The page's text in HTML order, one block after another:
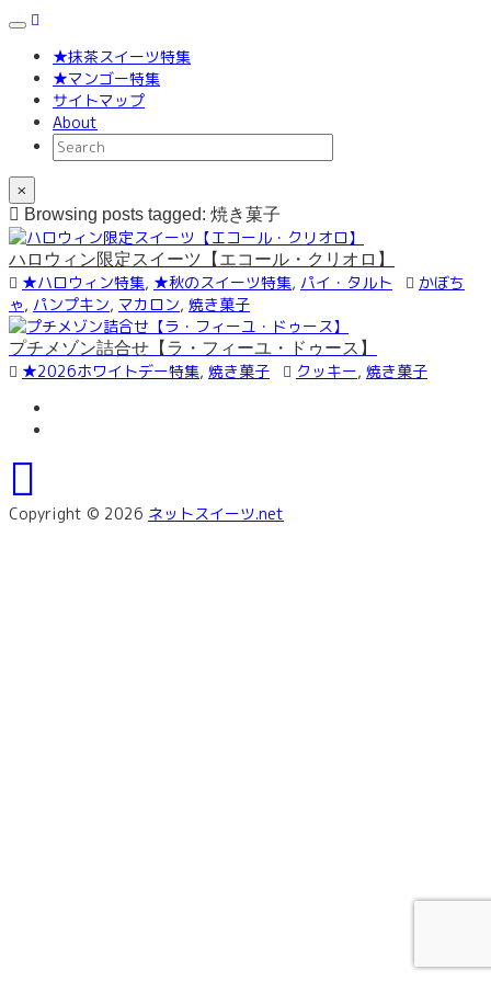
Toggle
navigation
★抹茶スイーツ特集
★マンゴー特集
サイトマップ
About
×
Browsing posts tagged: 焼き菓子
ハロウィン限定スイーツ【エコール・クリオロ】
★ハロウィン特集, ★秋のスイーツ特集, パイ・タルト
かぼち
ゃ, パンプキン, マカロン, 焼き菓子
プチメゾン詰合せ【ラ・フィーユ・ドゥース】
★2026ホワイトデー特集, 焼き菓子 クッキー, 焼き菓子
Copyright © 2026 ネットスイーツ.net